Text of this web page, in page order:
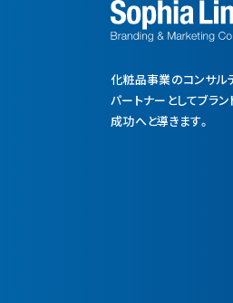
化粧品事業のコンサル
パートナーとしてブラン
成功へと導きます。